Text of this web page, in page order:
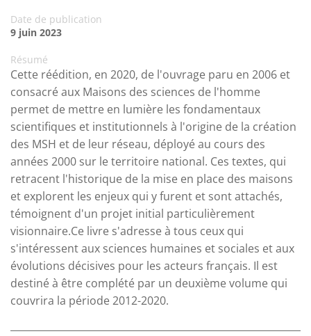
Date de publication
9 juin 2023
Résumé
Cette réédition, en 2020, de l'ouvrage paru en 2006 et
consacré aux Maisons des sciences de l'homme
permet de mettre en lumière les fondamentaux
scientifiques et institutionnels à l'origine de la création
des MSH et de leur réseau, déployé au cours des
années 2000 sur le territoire national. Ces textes, qui
retracent l'historique de la mise en place des maisons
et explorent les enjeux qui y furent et sont attachés,
témoignent d'un projet initial particulièrement
visionnaire.Ce livre s'adresse à tous ceux qui
s'intéressent aux sciences humaines et sociales et aux
évolutions décisives pour les acteurs français. Il est
destiné à être complété par un deuxième volume qui
couvrira la période 2012-2020.